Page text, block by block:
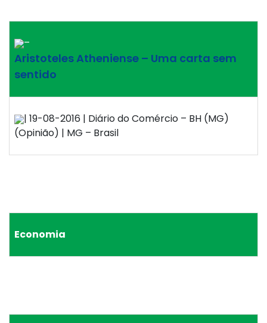
–
Aristoteles Atheniense – Uma carta sem
sentido
| 19-08-2016 | Diário do Comércio – BH (MG)
(Opinião) | MG – Brasil
Economia